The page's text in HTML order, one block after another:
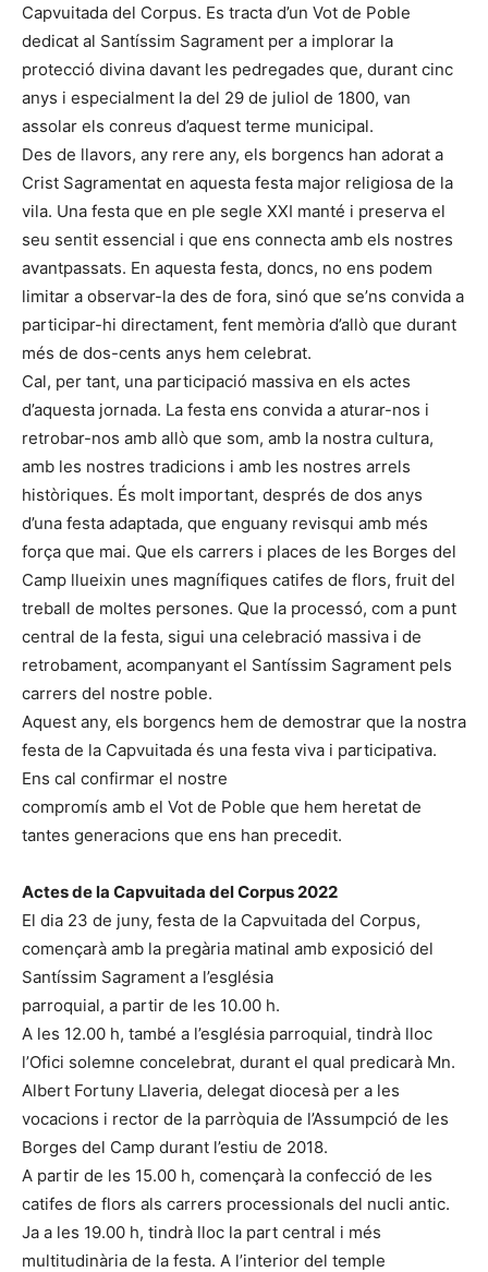
Capvuitada del Corpus. Es tracta d’un Vot de Poble
dedicat al Santíssim Sagrament per a implorar la
protecció divina davant les pedregades que, durant cinc
anys i especialment la del 29 de juliol de 1800, van
assolar els conreus d’aquest terme municipal.
Des de llavors, any rere any, els borgencs han adorat a
Crist Sagramentat en aquesta festa major religiosa de la
vila. Una festa que en ple segle XXI manté i preserva el
seu sentit essencial i que ens connecta amb els nostres
avantpassats. En aquesta festa, doncs, no ens podem
limitar a observar-la des de fora, sinó que se’ns convida a
participar-hi directament, fent memòria d’allò que durant
més de dos-cents anys hem celebrat.
Cal, per tant, una participació massiva en els actes
d’aquesta jornada. La festa ens convida a aturar-nos i
retrobar-nos amb allò que som, amb la nostra cultura,
amb les nostres tradicions i amb les nostres arrels
històriques. És molt important, després de dos anys
d’una festa adaptada, que enguany revisqui amb més
força que mai. Que els carrers i places de les Borges del
Camp llueixin unes magnífiques catifes de flors, fruit del
treball de moltes persones. Que la processó, com a punt
central de la festa, sigui una celebració massiva i de
retrobament, acompanyant el Santíssim Sagrament pels
carrers del nostre poble.
Aquest any, els borgencs hem de demostrar que la nostra
festa de la Capvuitada és una festa viva i participativa.
Ens cal confirmar el nostre
compromís amb el Vot de Poble que hem heretat de
tantes generacions que ens han precedit.
Actes de la Capvuitada del Corpus 2022
El dia 23 de juny, festa de la Capvuitada del Corpus,
començarà amb la pregària matinal amb exposició del
Santíssim Sagrament a l’església
parroquial, a partir de les 10.00 h.
A les 12.00 h, també a l’església parroquial, tindrà lloc
l’Ofici solemne concelebrat, durant el qual predicarà Mn.
Albert Fortuny Llaveria, delegat diocesà per a les
vocacions i rector de la parròquia de l’Assumpció de les
Borges del Camp durant l’estiu de 2018.
A partir de les 15.00 h, començarà la confecció de les
catifes de flors als carrers processionals del nucli antic.
Ja a les 19.00 h, tindrà lloc la part central i més
multitudinària de la festa. A l’interior del temple